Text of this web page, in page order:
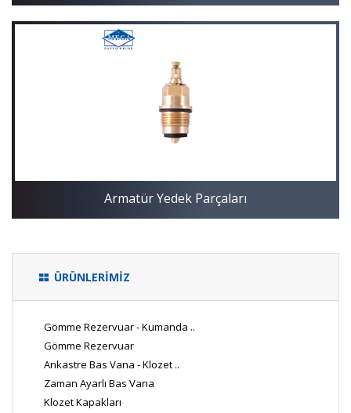
Armatür Yedek Parçaları
ÜRÜNLERİMİZ
Gömme Rezervuar - Kumanda ..
Gömme Rezervuar
Ankastre Bas Vana - Klozet ..
Zaman Ayarlı Bas Vana
Klozet Kapakları